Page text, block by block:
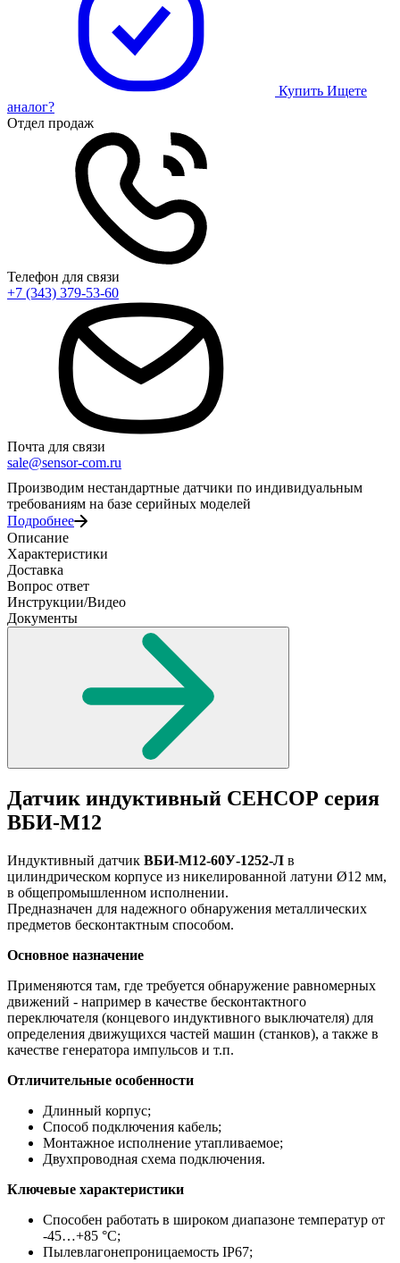
Купить Ищете
аналог?
Отдел продаж
Телефон для связи
+7 (343) 379-53-60
Почта для связи
sale@sensor-com.ru
Производим нестандартные датчики по индивидуальным
требованиям на базе серийных моделей
Подробнее
Описание
Характеристики
Доставка
Вопрос ответ
Инструкции/Видео
Документы
Датчик индуктивный СЕНСОР серия
ВБИ-М12
Индуктивный датчик ВБИ-М12-60У-1252-Л в
цилиндрическом корпусе из никелированной латуни Ø12 мм,
в общепромышленном исполнении.
Предназначен для надежного обнаружения металлических
предметов бесконтактным способом.
Основное назначение
Применяются там, где требуется обнаружение равномерных
движений - например в качестве бесконтактного
переключателя (концевого индуктивного выключателя) для
определения движущихся частей машин (станков), а также в
качестве генератора импульсов и т.п.
Отличительные особенности
Длинный корпус;
Способ подключения кабель;
Монтажное исполнение утапливаемое;
Двухпроводная схема подключения.
Ключевые характеристики
Способен работать в широком диапазоне температур от
-45…+85 °С;
Пылевлагонепроницаемость IP67;